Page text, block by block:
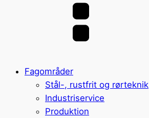
Fagområder
Stål-, rustfrit og rørteknik
Industriservice
Produktion